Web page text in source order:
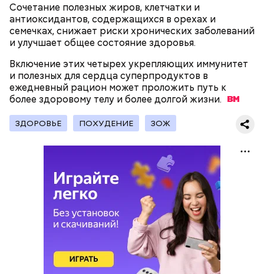
Сочетание полезных жиров, клетчатки и
антиоксидантов, содержащихся в орехах и
семечках, снижает риски хронических заболеваний
и улучшает общее состояние здоровья.
Включение этих четырех укрепляющих иммунитет
и полезных для сердца суперпродуктов в
ежедневный рацион может проложить путь к
более здоровому телу и более долгойжизни.
ЗДОРОВЬЕ ПОХУДЕНИЕ ЗОЖ
Вред дыни
Фото: Shutterstock
— Наиболее распространенные борщ, щи, котлеты,
салаты, лаваш с творогом и сыром, пироги, омлет,
запеканка. Щавеля там везде используется
немного, поэтому никакого вреда от него не будет.
Чем разнообразнее рацион питания человека, тем
лучше. Потому что это исключает вероятность
возникновения дефицитов микроэлементов, —